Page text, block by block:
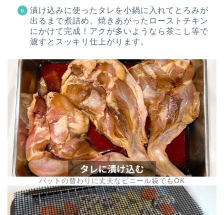
漬け込みに使ったタレを小鍋に入れてとろみが
出るまで煮詰め、焼きあがったローストチキン
にかけて完成！アクが多いようなら茶こし等で
濾すとスッキリ仕上がります。
バットの替わりに丈夫なビニール袋でもOK